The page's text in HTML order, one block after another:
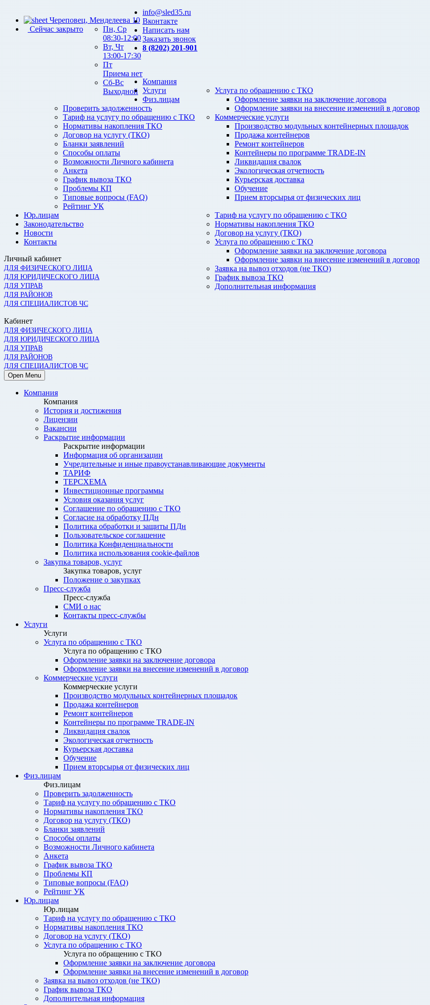
Череповец, Менделеева 10
Сейчас закрыто
Пн, Ср
08:30-12:00
Вт, Чт
13:00-17:30
Пт
Приема нет
Сб-Вс
Выходной
info@sled35.ru
Вконтакте
Написать нам
Заказать звонок
8 (8202) 201-901
Компания
Услуги
Услуга по обращению с ТКО
Оформление заявки на заключение договора
Оформление заявки на внесение изменений в договор
Коммерческие услуги
Производство модульных контейнерных площадок
Продажа контейнеров
Ремонт контейнеров
Контейнеры по программе TRADE-IN
Ликвидация свалок
Экологическая отчетность
Курьерская доставка
Обучение
Прием вторсырья от физических лиц
Физ.лицам
Проверить задолженность
Тариф на услугу по обращению с ТКО
Нормативы накопления ТКО
Договор на услугу (ТКО)
Бланки заявлений
Способы оплаты
Возможности Личного кабинета
Анкета
График вывоза ТКО
Проблемы КП
Типовые вопросы (FAQ)
Рейтинг УК
Юр.лицам
Тариф на услугу по обращению с ТКО
Нормативы накопления ТКО
Договор на услугу (ТКО)
Услуга по обращению с ТКО
Оформление заявки на заключение договора
Оформление заявки на внесение изменений в договор
Заявка на вывоз отходов (не ТКО)
График вывоза ТКО
Дополнительная информация
Законодательство
Новости
Контакты
Личный кабинет
ДЛЯ ФИЗИЧЕСКОГО ЛИЦА
ДЛЯ ЮРИДИЧЕСКОГО ЛИЦА
ДЛЯ УПРАВ
ДЛЯ РАЙОНОВ
ДЛЯ СПЕЦИАЛИСТОВ ЧС
Кабинет
ДЛЯ ФИЗИЧЕСКОГО ЛИЦА
ДЛЯ ЮРИДИЧЕСКОГО ЛИЦА
ДЛЯ УПРАВ
ДЛЯ РАЙОНОВ
ДЛЯ СПЕЦИАЛИСТОВ ЧС
Open Menu
Компания
Компания
История и достижения
Лицензии
Вакансии
Раскрытие информации
Раскрытие информации
Информация об организации
Учредительные и иные правоустанавливающие документы
ТАРИФ
ТЕРСХЕМА
Инвестиционные программы
Условия оказания услуг
Соглашение по обращению с ТКО
Согласие на обработку ПДн
Политика обработки и защиты ПДн
Пользовательское соглашение
Политика Конфиденциальности
Политика использования cookie-файлов
Закупка товаров, услуг
Закупка товаров, услуг
Положение о закупках
Пресс-служба
Пресс-служба
СМИ о нас
Контакты пресс-службы
Услуги
Услуги
Услуга по обращению с ТКО
Услуга по обращению с ТКО
Оформление заявки на заключение договора
Оформление заявки на внесение изменений в договор
Коммерческие услуги
Коммерческие услуги
Производство модульных контейнерных площадок
Продажа контейнеров
Ремонт контейнеров
Контейнеры по программе TRADE-IN
Ликвидация свалок
Экологическая отчетность
Курьерская доставка
Обучение
Прием вторсырья от физических лиц
Физ.лицам
Физ.лицам
Проверить задолженность
Тариф на услугу по обращению с ТКО
Нормативы накопления ТКО
Договор на услугу (ТКО)
Бланки заявлений
Способы оплаты
Возможности Личного кабинета
Анкета
График вывоза ТКО
Проблемы КП
Типовые вопросы (FAQ)
Рейтинг УК
Юр.лицам
Юр.лицам
Тариф на услугу по обращению с ТКО
Нормативы накопления ТКО
Договор на услугу (ТКО)
Услуга по обращению с ТКО
Услуга по обращению с ТКО
Оформление заявки на заключение договора
Оформление заявки на внесение изменений в договор
Заявка на вывоз отходов (не ТКО)
График вывоза ТКО
Дополнительная информация